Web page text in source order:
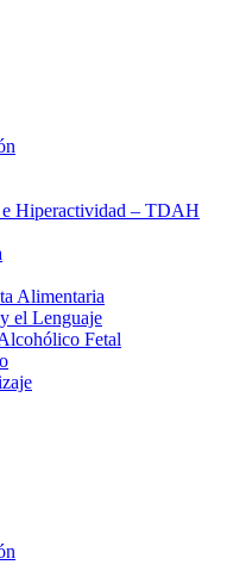
e Hiperactividad – TDAH
Alimentaria
el Lenguaje
Fetal